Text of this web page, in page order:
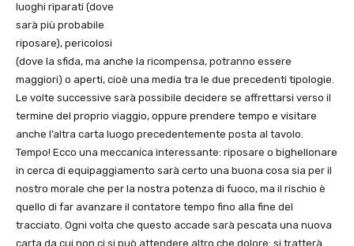
luoghi riparati (dove
sarà più probabile
riposare), pericolosi
(dove la sfida, ma anche la ricompensa, potranno essere
maggiori) o aperti, cioè una media tra le due precedenti tipologie.
Le volte successive sarà possibile decidere se affrettarsi verso il
termine del proprio viaggio, oppure prendere tempo e visitare
anche l’altra carta luogo precedentemente posta al tavolo.
Tempo! Ecco una meccanica interessante: riposare o bighellonare
in cerca di equipaggiamento sarà certo una buona cosa sia per il
nostro morale che per la nostra potenza di fuoco, ma il rischio è
quello di far avanzare il contatore tempo fino alla fine del
tracciato. Ogni volta che questo accade sarà pescata una nuova
carta da cui non ci si può attendere altro che dolore: si tratterà